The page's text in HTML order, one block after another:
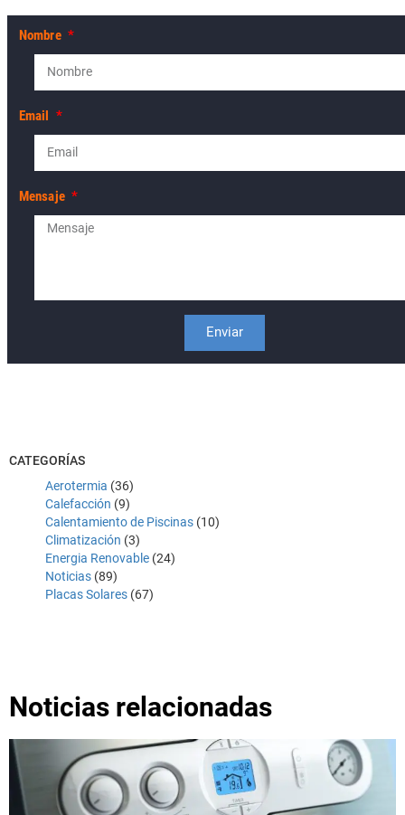
Nombre
Email
Mensaje
Enviar
CATEGORÍAS
Aerotermia (36)
Calefacción (9)
Calentamiento de Piscinas (10)
Climatización (3)
Energia Renovable (24)
Noticias (89)
Placas Solares (67)
Noticias relacionadas